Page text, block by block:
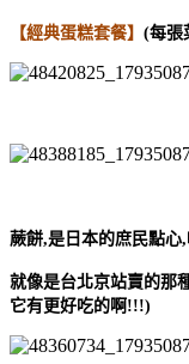
【經典蛋糕套餐】 (每張
蕨餅,是日本的庶民點心
就像是台北京站賣的那
它有更好吃的啊!!!)